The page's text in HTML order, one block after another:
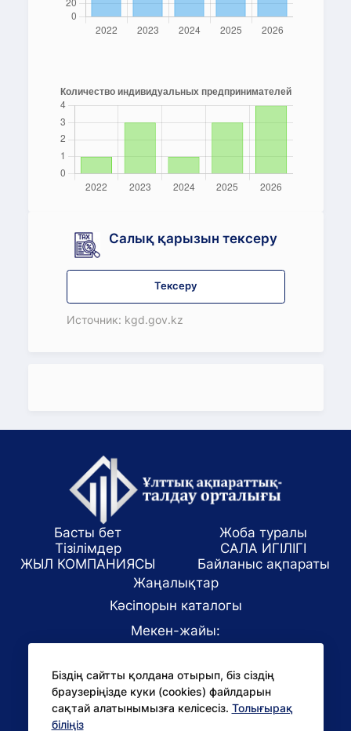
Салық қарызын тексеру
Тексеру
Источник: kgd.gov.kz
Біздің сайтты қолдана отырып, біз сіздің
браузеріңізде куки (cookies) файлдарын
сақтай алатынымызға келісесіз. Толығырақ
біліңіз
Басты бет
Жоба туралы
Тізілімдер
САЛА ИГІЛІГІ
ЖЫЛ КОМПАНИЯСЫ
Байланыс ақпараты
Жаңалықтар
Кәсіпорын каталогы
Мекен-жайы:
E-mail:
office@niac.kz